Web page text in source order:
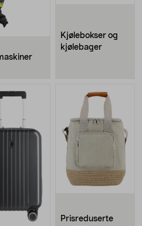
Kjølebokser og
kjølebager
Prisreduserte